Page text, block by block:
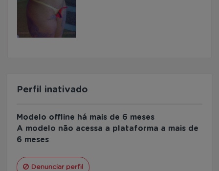
Perfil inativado
Modelo offline há mais de 6 meses
A modelo não acessa a plataforma a mais de
6 meses
Denunciar perfil